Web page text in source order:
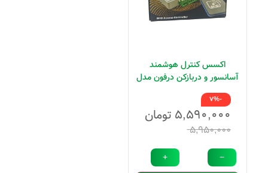
اکسس کنترل هوشمند
آسانسور و دربازکن درفون مدل
۵,۹۵۰,۰۰۰
۵,۵۹۰,۰۰۰ تومان
-7%
−
+